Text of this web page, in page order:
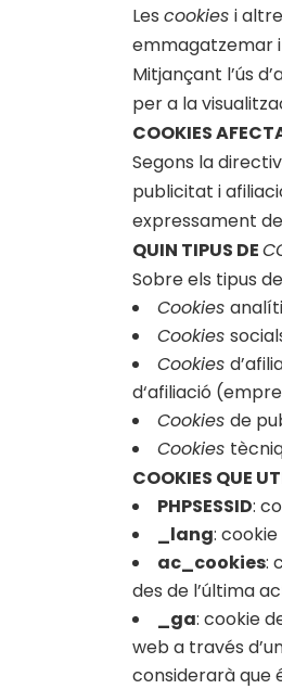
Les cookies i
emmagatzemar
Mitjançant l’ús
per a la
COOKIES
Segons la
publicitat i
expressament
QUIN TIPUS DE
Sobre els tipus
Cookies
Cookies
Cookies
d‘afiliació
Cookies de
Cookies
COOKIES QUE
PHPSESSID:
_lang:
ac_cookies:
des de l’última
_ga: cookie
web a través
considerarà que